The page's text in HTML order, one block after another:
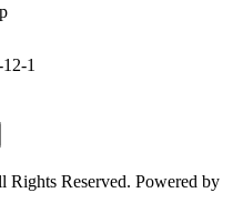
1
Reserved. Powered by